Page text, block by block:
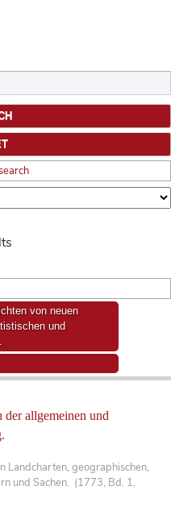
allgemeinen und
Landcharten, geographischen,
und Sachen. (1773, Bd. 1,
von neuen
und